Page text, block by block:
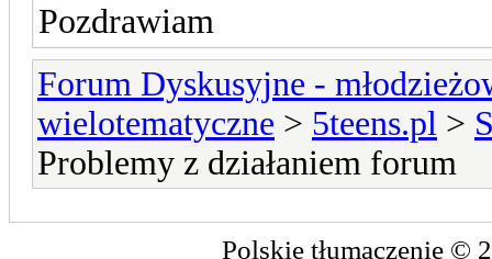
Pozdrawiam
Forum Dyskusyjne -
wielotematyczne > 5teens.pl >
Problemy z działaniem forum
Polskie tłumaczenie ©